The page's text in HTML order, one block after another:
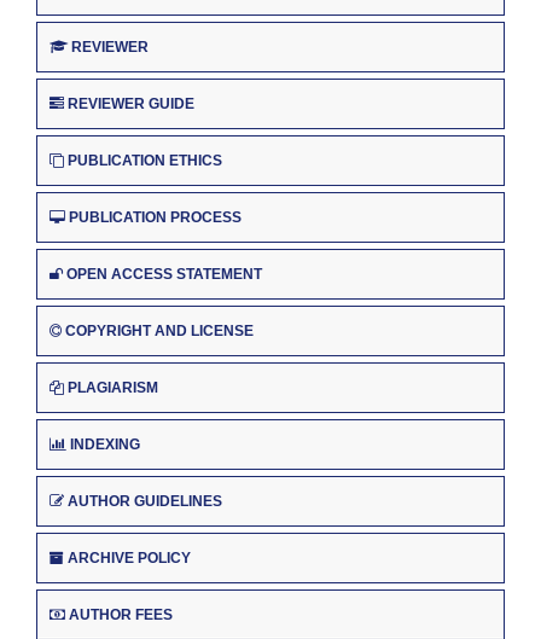
REVIEWER
REVIEWER GUIDE
PUBLICATION ETHICS
PUBLICATION PROCESS
OPEN ACCESS STATEMENT
COPYRIGHT AND LICENSE
PLAGIARISM
INDEXING
AUTHOR GUIDELINES
ARCHIVE POLICY
AUTHOR FEES